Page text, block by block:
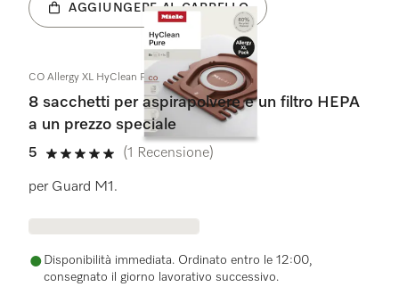
AGGIUNGERE AL CARRELLO
CO Allergy XL HyClean Pure
8 sacchetti per aspirapolvere e un filtro HEPA
a un prezzo speciale
5
5 su 5 stelle
(1 Recensione)
per Guard M1.
Disponibilità immediata. Ordinato entro le 12:00,
consegnato il giorno lavorativo successivo.